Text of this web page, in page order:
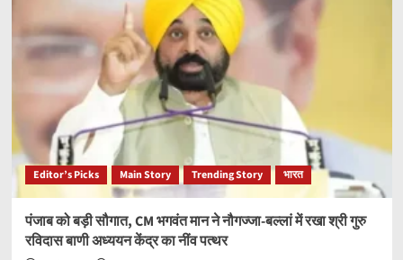
Editor’s Picks Main Story Trending Story भारत
पंजाब को बड़ी सौगात, CM भगवंत मान ने नौगज्जा-बल्लां में रखा श्री गुरु
रविदास बाणी अध्ययन केंद्र का नींव पत्थर